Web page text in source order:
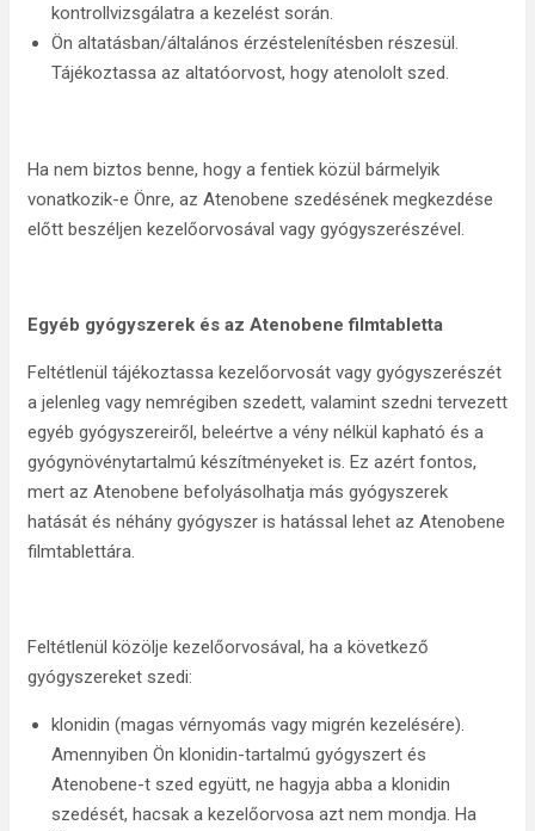
kontrollvizsgálatra a kezelést során.
Ön altatásban/általános érzéstelenítésben részesül.
Tájékoztassa az altatóorvost, hogy atenololt szed.
Ha nem biztos benne, hogy a fentiek közül bármelyik
vonatkozik-e Önre, az Atenobene szedésének megkezdése
előtt beszéljen kezelőorvosával vagy gyógyszerészével.
Egyéb gyógyszerek és az Atenobene filmtabletta
Feltétlenül tájékoztassa kezelőorvosát vagy gyógyszerészét
a jelenleg vagy nemrégiben szedett, valamint szedni tervezett
egyéb gyógyszereiről, beleértve a vény nélkül kapható és a
gyógynövénytartalmú készítményeket is. Ez azért fontos,
mert az Atenobene befolyásolhatja más gyógyszerek
hatását és néhány gyógyszer is hatással lehet az Atenobene
filmtablettára.
Feltétlenül közölje kezelőorvosával, ha a következő
gyógyszereket szedi:
klonidin (magas vérnyomás vagy migrén kezelésére).
Amennyiben Ön klonidin-tartalmú gyógyszert és
Atenobene-t szed együtt, ne hagyja abba a klonidin
szedését, hacsak a kezelőorvosa azt nem mondja. Ha